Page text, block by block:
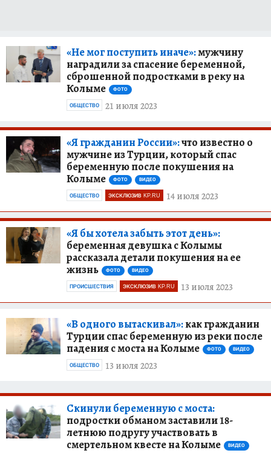
«Не мог поступить иначе»:мужчину
наградили за спасение беременной,
сброшенной подростками в реку на
Колыме
ФОТО
21 июля 2023
ОБЩЕСТВО
«Я гражданин России»:что известно о
мужчине из Турции, который спас
беременную после покушения на
Колыме
ФОТО ВИДЕО
14 июля 2023
ОБЩЕСТВО ЭКСКЛЮЗИВ KP.RU
«Я бы хотела забыть этот день»:
беременная девушка с Колымы
рассказала детали покушения на ее
жизнь
ФОТО ВИДЕО
13 июля 2023
ПРОИСШЕСТВИЯ ЭКСКЛЮЗИВ KP.RU
«В одного вытаскивал»:как гражданин
Турции спас беременную из реки после
падения с моста на Колыме
ФОТО ВИДЕО
13 июля 2023
ОБЩЕСТВО
Скинули беременную с моста:
подростки обманом заставили 18-
летнюю подругу участвовать в
смертельном квесте на Колыме
ВИДЕО